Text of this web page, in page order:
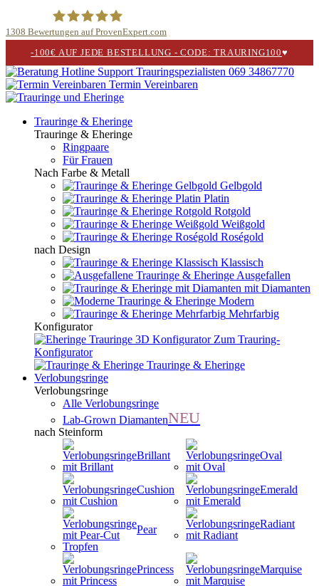
Trauringspezialisten.de
1308 Bewertungen auf ProvenExpert.com
-100€ AUF JEDE BESTELLUNG - CODE: TRAURING100♥
069 34867770
Termin Vereinbaren
Trauringe & Eheringe
Trauringe & Eheringe
Ringpaare
Für Frauen
Nach Farbe & Metall
Gelbgold
Platin
Rotgold
Weißgold
Roségold
nach Design
Klassisch
Ausgefallen
mit Diamanten
Modern
Mehrfarbig
Konfigurator
Zum Trauring-
Konfigurator
Trauringe & Eheringe
Verlobungsringe
Verlobungsringe
Alle Verlobungsringe
Lab-Grown DiamantenNEU
nach Steinform
Brillant
Oval
Cushion Emerald
Pear Radiant
Princess
Marquise